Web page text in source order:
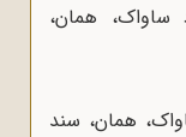
ساواک، همان،
همان، سند